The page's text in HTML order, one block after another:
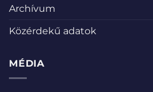
Archívum
Közérdekű adatok
MÉDIA